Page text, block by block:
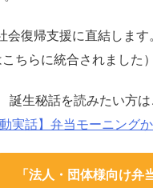
復帰支援に直結します。
ちらに統合されました）
誕生秘話を読みたい方
動実話】弁当モーニング
「法人・団体様向け弁